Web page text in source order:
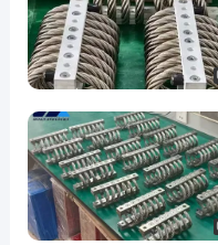
#
Αποσβεστήρας
δονήσεων
#
αποσβεστικό
μονωτήρα
συρματόπλεγματος
#
Αμβλυντής